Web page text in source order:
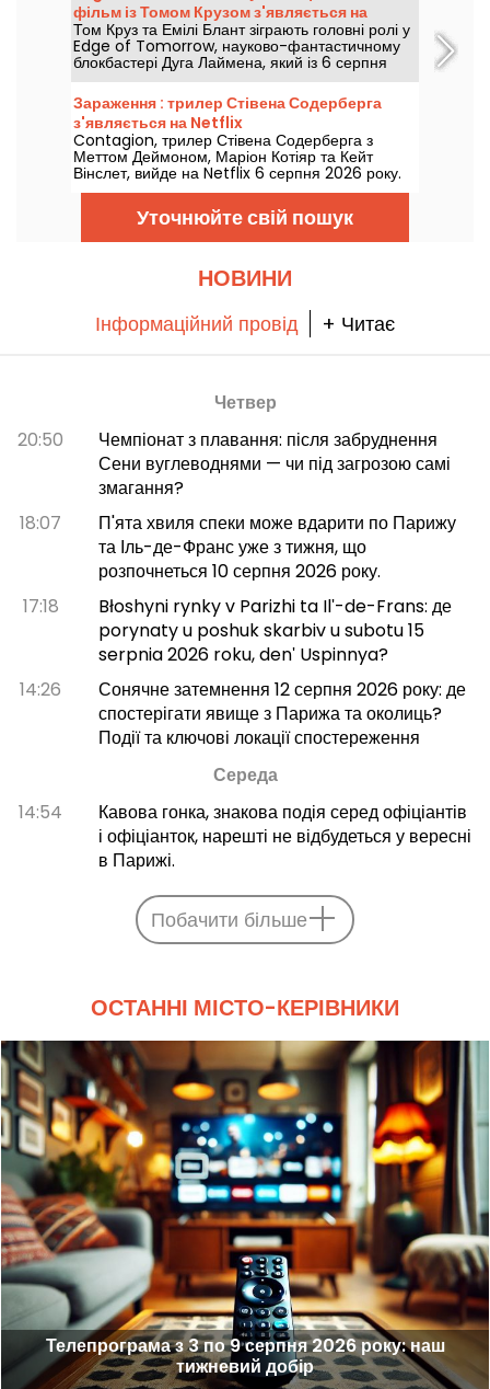
фільм із Томом Крузом з'являється на
Netflix
Том Круз та Емілі Блант зіграють головні ролі у
Edge of Tomorrow, науково-фантастичному
блокбастері Дуга Лаймена, який із 6 серпня
2026 року буде доступний на Netflix.
Зараження : трилер Стівена Содерберга
з'являється на Netflix
Contagion, трилер Стівена Содерберга з
Меттом Деймоном, Маріон Котіяр та Кейт
Вінслет, вийде на Netflix 6 серпня 2026 року.
Уточнюйте свій пошук
НОВИНИ
Інформаційний провід + Читає
Четвер
20:50
Чемпіонат з плавання: після забруднення
Сени вуглеводнями — чи під загрозою самі
змагання?
18:07
П'ята хвиля спеки може вдарити по Парижу
та Іль-де-Франс уже з тижня, що
розпочнеться 10 серпня 2026 року.
17:18
Błoshyni rynky v Parizhi ta Ilʹ-de-Frans: де
porynaty u poshuk skarbiv u subotu 15
serpnia 2026 roku, denʹ Uspinnya?
14:26
Сонячне затемнення 12 серпня 2026 року: де
спостерігати явище з Парижа та околиць?
Події та ключові локації спостереження
Середа
14:54
Кавова гонка, знакова подія серед офіціантів
і офіціанток, нарешті не відбудеться у вересні
в Парижі.
Побачити більше
ОСТАННІ МІСТО-КЕРІВНИКИ
Телепрограма з 3 по 9 серпня 2026 року: наш
тижневий добір